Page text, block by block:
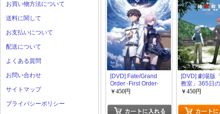
お買い物方法について
送料に関して
お支払いについて
配送について
よくある質問
お問い合わせ
サイトマップ
プライバシーポリシー
[DVD] Fate/Grand
Order -First Order-
￥450円
[DVD] 劇場版
教室」365日
￥450円